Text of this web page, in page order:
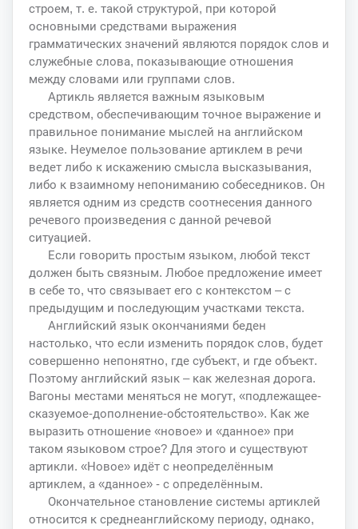
строем, т. е. такой структурой, при которой
основными средствами выражения
грамматических значений являются порядок слов и
служебные слова, показывающие отношения
между словами или группами слов.
Артикль является важным языковым
средством, обеспечивающим точное выражение и
правильное понимание мыслей на английском
языке. Неумелое пользование артиклем в речи
ведет либо к искажению смысла высказывания,
либо к взаимному непониманию собеседников. Он
является одним из средств соотнесения данного
речевого произведения с данной речевой
ситуацией.
Если говорить простым языком, любой текст
должен быть связным. Любое предложение имеет
в себе то, что связывает его с контекстом – с
предыдущим и последующим участками текста.
Английский язык окончаниями беден
настолько, что если изменить порядок слов, будет
совершенно непонятно, где субъект, и где объект.
Поэтому английский язык – как железная дорога.
Вагоны местами меняться не могут, «подлежащее-
сказуемое-дополнение-обстоятельство». Как же
выразить отношение «новое» и «данное» при
таком языковом строе? Для этого и существуют
артикли. «Новое» идёт с неопределённым
артиклем, а «данное» - с определённым.
Окончательное становление системы артиклей
относится к среднеанглийскому периоду, однако,